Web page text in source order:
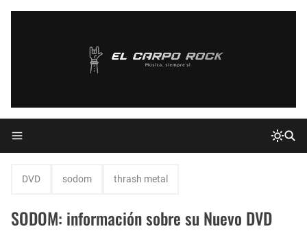
DVD sodom thrash metal
SODOM: información sobre su Nuevo DVD